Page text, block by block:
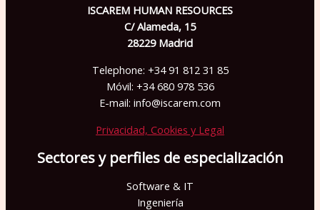
ISCAREM HUMAN RESOURCES
C/ Alameda, 15
28229 Madrid
Telephone: +34 91 812 31 85
Móvil: +34 680 978 536
E-mail: info@iscarem.com
Privacidad, Cookies y Legal
Sectores y perfiles de especialización
Software & IT
Ingeniería